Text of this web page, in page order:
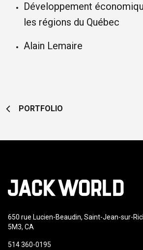
Développement
les régions du Québec
Alain Lemaire
PORTFOLIO
650 rue Lucien-Beaudin, Saint-Jean-sur-
5M3, CA
514 360-0195